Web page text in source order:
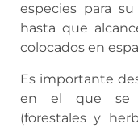
especies para
hasta que
colocados en
Es importante
en el que se
(forestales y